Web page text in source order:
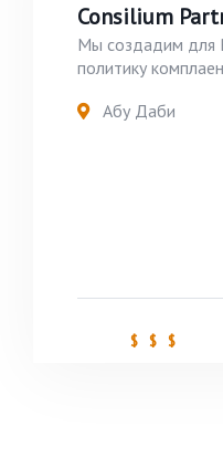
Consilium
Мы создадим для
политику
Абу Даби
$ $ $